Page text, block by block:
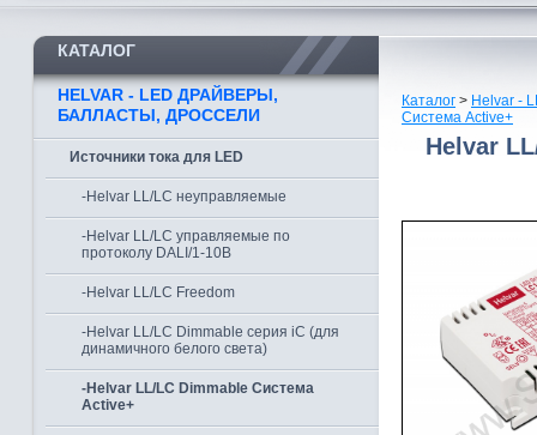
КАТАЛОГ
HELVAR - LED ДРАЙВЕРЫ,
БАЛЛАСТЫ, ДРОССЕЛИ
Источники тока для LED
-Helvar LL/LC неуправляемые
-Helvar LL/LC управляемые по
протоколу DALI/1-10B
-Helvar LL/LC Freedom
-Helvar LL/LC Dimmable серия iC (для
динамичного белого света)
-Helvar LL/LC Dimmable Система
Active+
Каталог > Helvar -
Система Active+
Helvar